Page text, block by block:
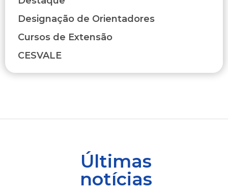
Designação de Orientadores
Cursos de Extensão
CESVALE
Últimas
notícias